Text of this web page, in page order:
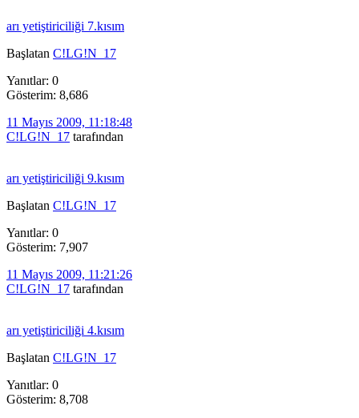
arı yetiştiriciliği 7.kısım
Başlatan C!LG!N_17
Yanıtlar: 0
Gösterim: 8,686
11 Mayıs 2009, 11:18:48
C!LG!N_17 tarafından
arı yetiştiriciliği 9.kısım
Başlatan C!LG!N_17
Yanıtlar: 0
Gösterim: 7,907
11 Mayıs 2009, 11:21:26
C!LG!N_17 tarafından
arı yetiştiriciliği 4.kısım
Başlatan C!LG!N_17
Yanıtlar: 0
Gösterim: 8,708